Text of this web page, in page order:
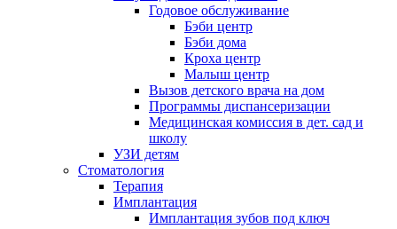
Годовое обслуживание
Бэби центр
Бэби дома
Кроха центр
Малыш центр
Вызов детского врача на дом
Программы диспансеризации
Медицинская комиссия в дет. сад и
школу
УЗИ детям
Стоматология
Терапия
Имплантация
Имплантация зубов под ключ